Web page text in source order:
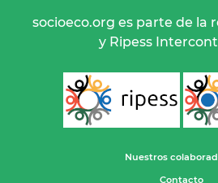
socioeco.org es parte de la
y Ripess
Nuestros
Contacto